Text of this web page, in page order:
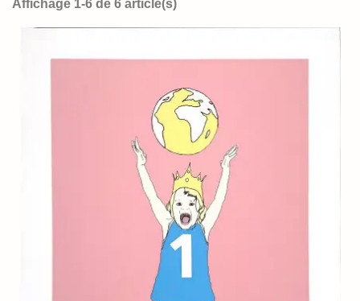
Affichage 1-6 de 6 article(s)